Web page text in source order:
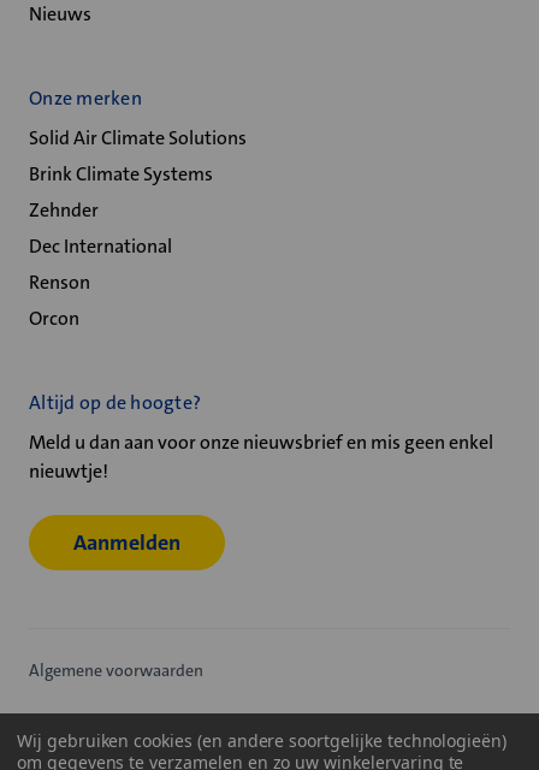
Nieuws
Onze merken
Solid Air Climate Solutions
Brink Climate Systems
Zehnder
Dec International
Renson
Orcon
Altijd op de hoogte?
Meld u dan aan voor onze nieuwsbrief en mis geen enkel
nieuwtje!
Aanmelden
Algemene voorwaarden
Wij gebruiken cookies (en andere soortgelijke technologieën)
om gegevens te verzamelen en zo uw winkelervaring te